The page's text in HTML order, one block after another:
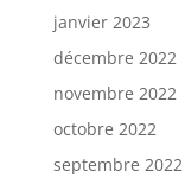
janvier 2023
décembre 2022
novembre 2022
octobre 2022
septembre 2022